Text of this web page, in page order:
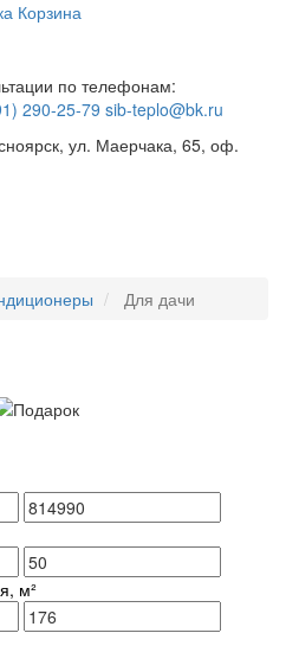
Корзина
по телефонам:
290-25-79 sib-teplo@bk.ru
ул. Маерчака, 65, оф.
Для дачи
м²